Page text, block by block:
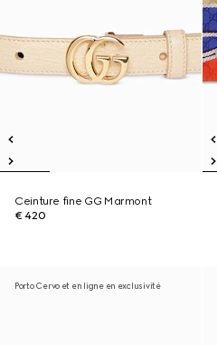
Ceinture fine GG Marmont
€ 420
Porto Cervo et en ligne en exclusivité